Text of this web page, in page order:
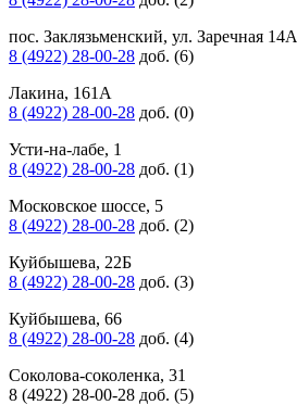
пос. Заклязьменский, ул. Заречная 14А
8 (4922) 28-00-28 доб. (6)
Лакина, 161А
8 (4922) 28-00-28 доб. (0)
Усти-на-лабе, 1
8 (4922) 28-00-28 доб. (1)
Московское шоссе, 5
8 (4922) 28-00-28 доб. (2)
Куйбышева, 22Б
8 (4922) 28-00-28 доб. (3)
Куйбышева, 66
8 (4922) 28-00-28 доб. (4)
Соколова-соколенка, 31
8 (4922) 28-00-28 доб. (5)